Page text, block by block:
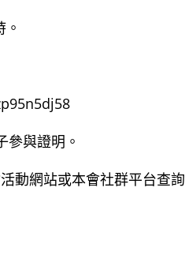
參與證明。
動網站或本會社群平台查